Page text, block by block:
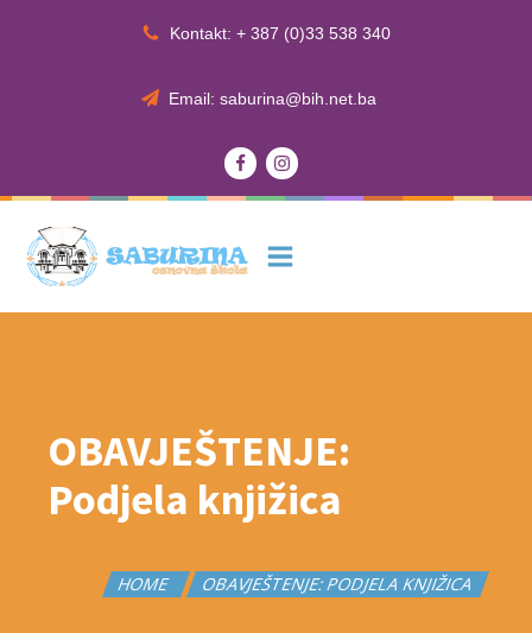
Kontakt: + 387 (0)33 538 340
Email: saburina@bih.net.ba
OBAVJEŠTENJE:
Podjela knjižica
HOME OBAVJEŠTENJE: PODJELA KNJIŽICA